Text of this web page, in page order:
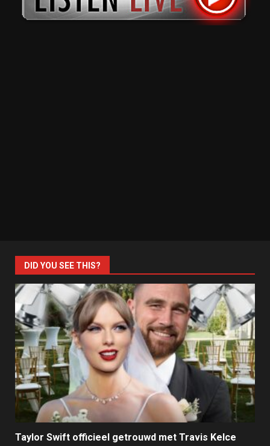
DID YOU SEE THIS?
Taylor Swift officieel getrouwd met Travis Kelce